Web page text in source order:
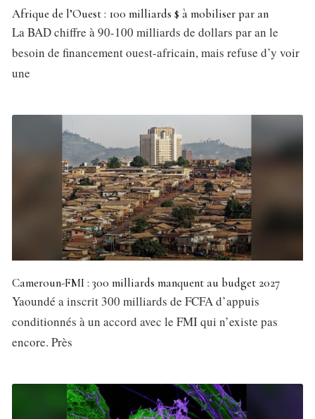
Afrique de l’Ouest : 100 milliards $ à mobiliser par an
La BAD chiffre à 90-100 milliards de dollars par an le
besoin de financement ouest-africain, mais refuse d’y voir
une
Cameroun-FMI : 300 milliards manquent au budget 2027
Yaoundé a inscrit 300 milliards de FCFA d’appuis
conditionnés à un accord avec le FMI qui n’existe pas
encore. Près